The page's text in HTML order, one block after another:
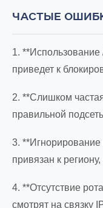
ЧАСТЫЕ
1.
приведет к
2. **Слишком
правильной
3.
привязан к
4. **Отсутствие
смотрят на связку